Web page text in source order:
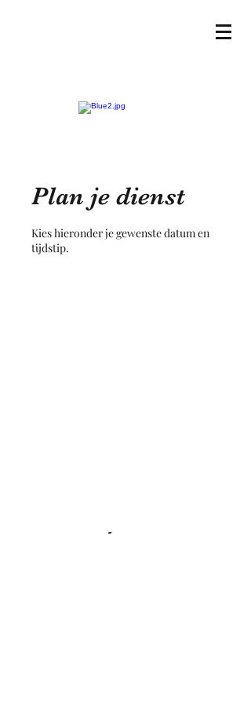
Plan je dienst
Kies hieronder je gewenste datum en
tijdstip.